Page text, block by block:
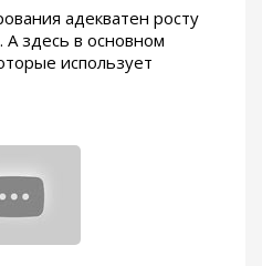
адекватен росту
здесь в основном
использует